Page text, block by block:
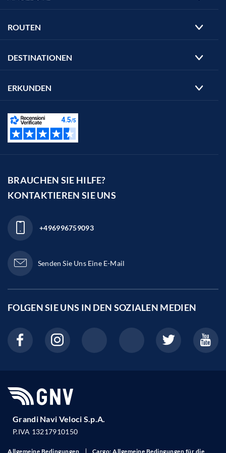
ROUTEN
DESTINATIONEN
ERKUNDEN
BRAUCHEN SIE HILFE?
KONTAKTIEREN SIE UNS
+496996759093
Senden Sie Uns Eine E-Mail
FOLGEN SIE UNS IN DEN SOZIALEN MEDIEN
Grandi Navi Veloci S.p.A.
P.IVA 13217910150
Allgemeine Bedingungen Cargo: Allgemeine Bedingungen für die